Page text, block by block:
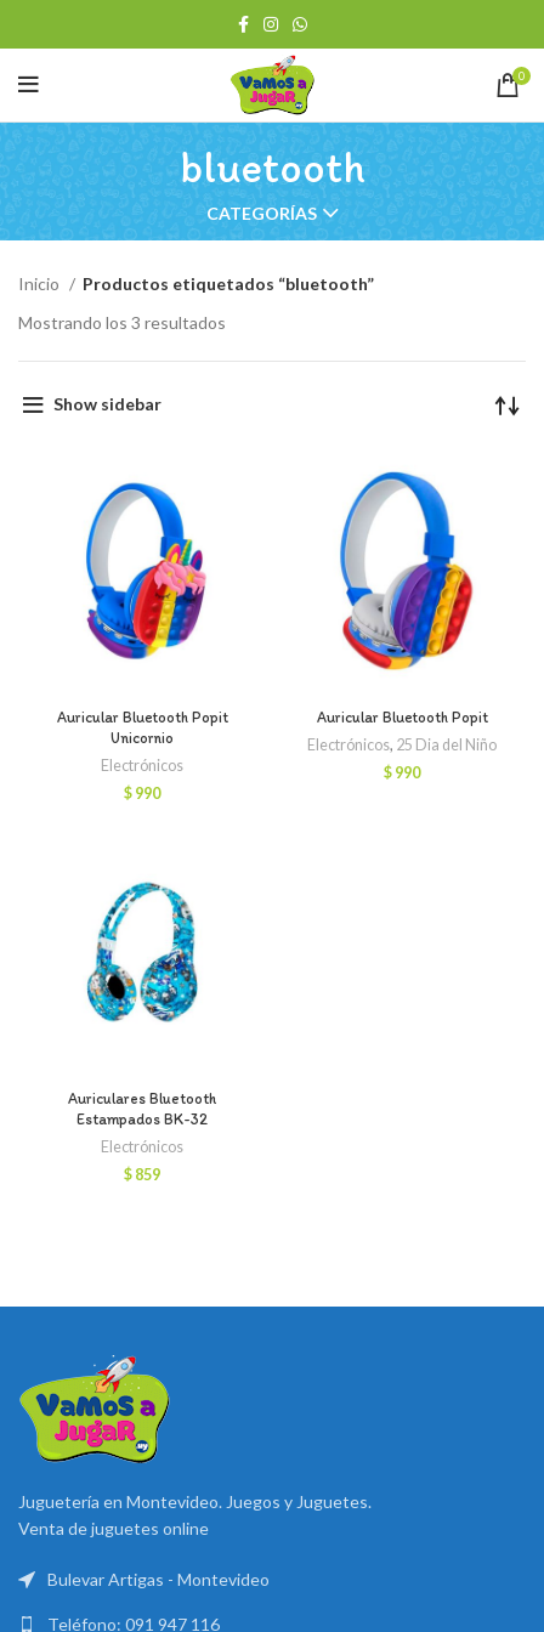
0
bluetooth
CATEGORÍAS
Inicio
Productos etiquetados “bluetooth”
Mostrando los 3 resultados
Show sidebar
Auricular Bluetooth Popit
Unicornio
Electrónicos
$ 990
Auricular Bluetooth Popit
Electrónicos, 25 Dia del Niño
$ 990
Auriculares Bluetooth
Estampados BK-32
Electrónicos
$ 859
Juguetería en Montevideo. Juegos y Juguetes.
Venta de juguetes online
Bulevar Artigas - Montevideo
Teléfono: 091 947 116